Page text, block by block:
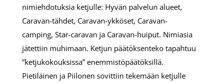
nimiehdotuksia ketjulle: Hyvän palvelun alueet,
Caravan-tähdet, Caravan-ykköset, Caravan-
camping, Star-caravan ja Caravan-huiput. Nimiasia
jätettiin muhimaan. Ketjun päätöksenteko tapahtuu
”ketjukokouksissa” enemmistöpäätöksillä.
Pietiläinen ja Piilonen sovittiin tekemään ketjulle